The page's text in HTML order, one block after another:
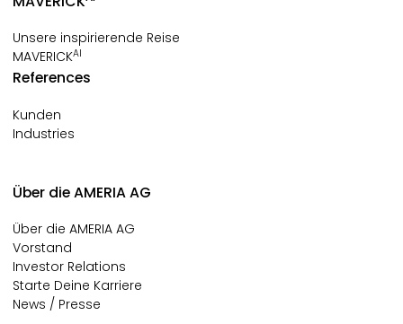
Unsere inspirierende Reise
MAVERICKAI
References
Kunden
Industries
Über die AMERIA AG
Über die AMERIA AG
Vorstand
Investor Relations
Starte Deine Karriere
News / Presse